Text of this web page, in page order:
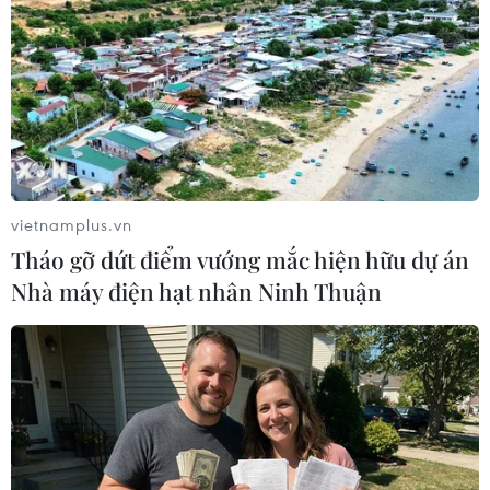
#Roberto Carlos
#Hugo Sánchez
#bóng đá
#WC2026-bt
#FIFA Mexico
vietnamplus.vn
Tháo gỡ dứt điểm vướng mắc hiện hữu dự án
Nhà máy điện hạt nhân Ninh Thuận